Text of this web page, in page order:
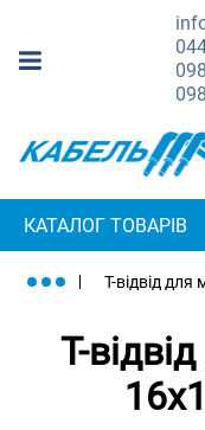
098
098
КАТАЛОГ ТОВАРІВ
Т-відвід для
Т-